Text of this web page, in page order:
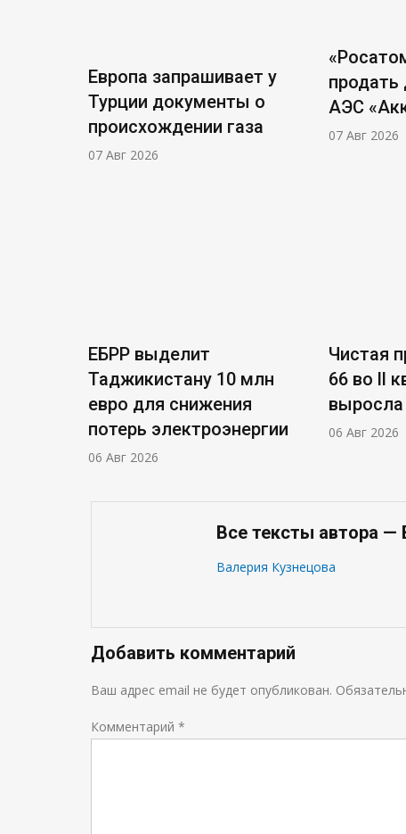
Европа запрашивает у
Турции документы о
происхождении газа
07 Авг 2026
АЭС
07 Авг 2026
ЕБРР выделит
Таджикистану 10 млн
евро для снижения
потерь электроэнергии
06 Авг 2026
Чистая
66 во ll
выросла
06 Авг 2026
Все тексты автора —
Валерия Кузнецова
Добавить комментарий
Ваш адрес email не будет опубликован.
Комментарий *